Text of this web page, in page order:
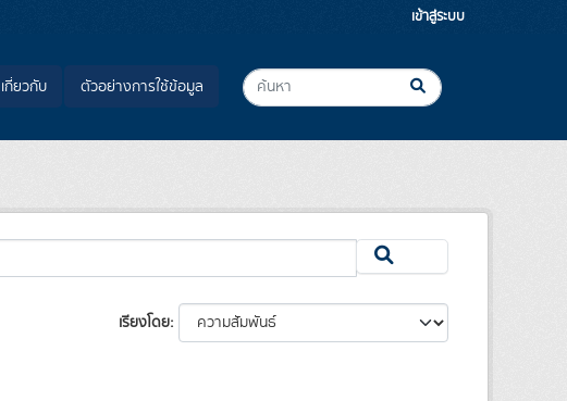
เข้าสู่ระบบ
เกี่ยวกับ ตัวอย่างการใช้ข้อมูล
เรียงโดย